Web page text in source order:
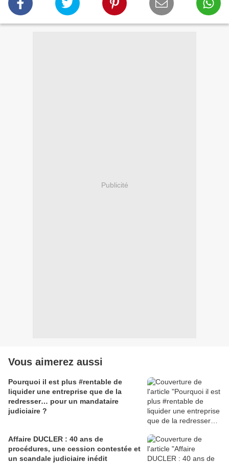
Publicité
Vous aimerez aussi
Pourquoi il est plus #rentable de
liquider une entreprise que de la
redresser… pour un mandataire
judiciaire ?
Affaire DUCLER : 40 ans de
procédures, une cession contestée et
un scandale judiciaire inédit